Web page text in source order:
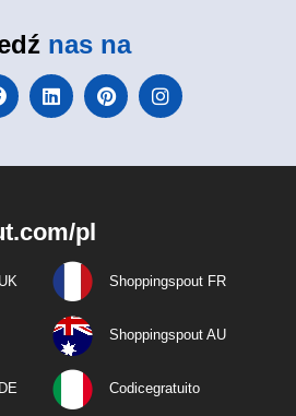
nas na
pl
Shoppingspout FR
Shoppingspout AU
Codicegratuito